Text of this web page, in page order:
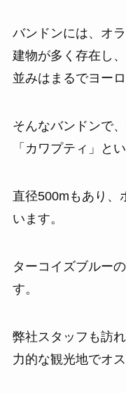
バンドンには、オ
建物が多く存在し
並みはまるでヨー
そんなバンドンで
「カワプティ」と
直径500mもあり、
います。
ターコイズブルー
す。
弊社スタッフも訪
力的な観光地でオ